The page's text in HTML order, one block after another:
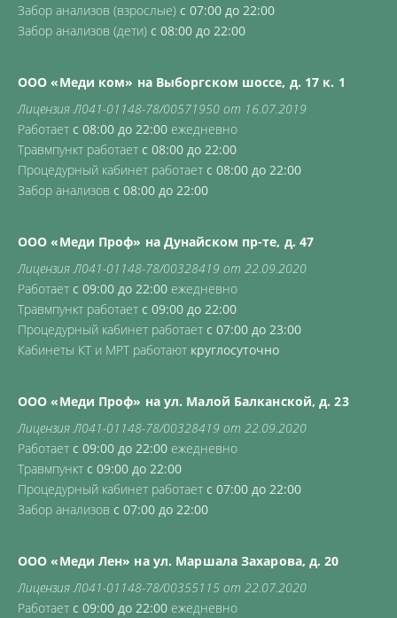
Забор анализов (взрослые) с 07:00 до 22:00
Забор анализов (дети) с 08:00 до 22:00
ООО «Меди ком» на Выборгском шоссе, д. 17 к. 1
Лицензия Л041-01148-78/00571950 от 16.07.2019
Работает с 08:00 до 22:00 ежедневно
Травмпункт работает с 08:00 до 22:00
Процедурный кабинет работает с 08:00 до 22:00
Забор анализов с 08:00 до 22:00
ООО «Меди Проф» на Дунайском пр-те, д. 47
Лицензия Л041-01148-78/00328419 от 22.09.2020
Работает с 09:00 до 22:00 ежедневно
Травмпункт работает с 09:00 до 22:00
Процедурный кабинет работает с 07:00 до 23:00
Кабинеты КТ и МРТ работают круглосуточно
ООО «Меди Проф» на ул. Малой Балканской, д. 23
Лицензия Л041-01148-78/00328419 от 22.09.2020
Работает с 09:00 до 22:00 ежедневно
Травмпункт с 09:00 до 22:00
Процедурный кабинет работает с 07:00 до 22:00
Забор анализов с 07:00 до 22:00
ООО «Меди Лен» на ул. Маршала Захарова, д. 20
Лицензия Л041-01148-78/00355115 от 22.07.2020
Работает с 09:00 до 22:00 ежедневно